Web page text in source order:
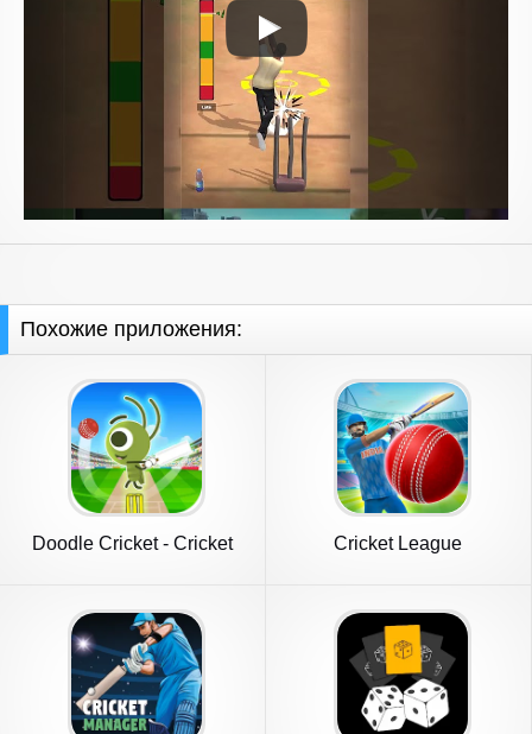
Похожие приложения:
Doodle Cricket - Cricket
Cricket League